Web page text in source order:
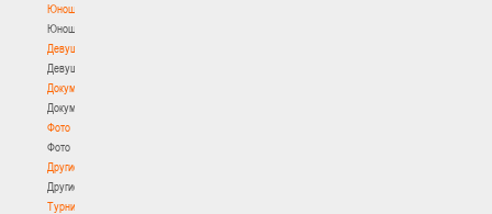
Юноши
Юноши
Девушки
Девушки
Документы
Документы
Фото
Фото
Другие
Другие
Турнир